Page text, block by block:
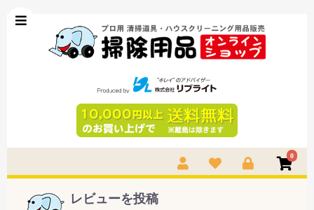
0
レビューを投稿